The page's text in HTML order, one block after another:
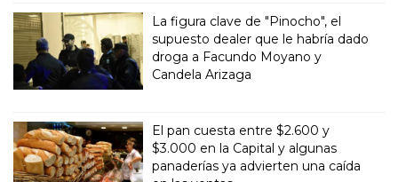
La figura clave de "Pinocho", el
supuesto dealer que le habría dado
droga a Facundo Moyano y
Candela Arizaga
El pan cuesta entre $2.600 y
$3.000 en la Capital y algunas
panaderías ya advierten una caída